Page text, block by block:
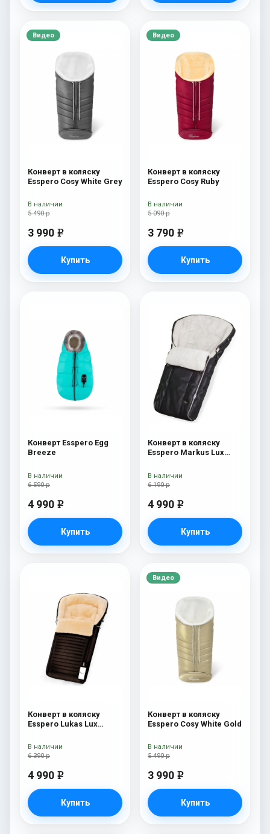
Видео
Конверт в коляску
Esspero Cosy White Grey
5 490 р
3 990 e
Купить
В наличии
Видео
Конверт в коляску
Esspero Cosy Ruby
5 090 р
3 790 e
Купить
В наличии
Конверт Esspero Egg
Breeze
6 590 р
4 990 e
Купить
В наличии
Конверт в коляску
Esspero Markus Lux
овечья шерсть) Black
6 190 р
4 990 e
Купить
В наличии
Конверт в коляску
Esspero Lukas Lux
шерсть) Brown
6 390 р
4 990 e
Купить
В наличии
Видео
Конверт в коляску
Esspero Cosy White Gold
5 490 р
3 990 e
Купить
В наличии